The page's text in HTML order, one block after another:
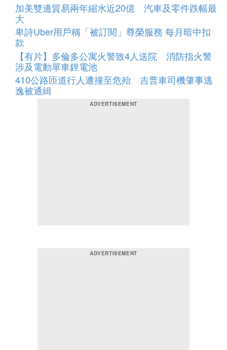
加美雙邊貿易兩年縮水近20億 汽車及零件跌幅最
大
卑詩Uber用戶稱「被訂閱」尊榮服務 每月暗中扣
款
【有片】多倫多公寓火警致4人送院 消防指火警
涉及電動單車鋰電池
410公路匝道行人遭撞至危殆 吉普車司機肇事逃
逸被通緝